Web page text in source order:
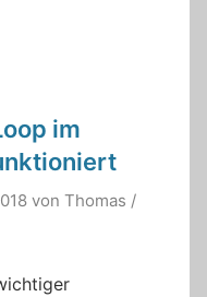
im
von Thomas /